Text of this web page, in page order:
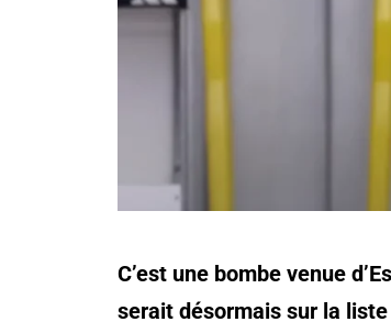
C’est une bombe venue
serait désormais sur la